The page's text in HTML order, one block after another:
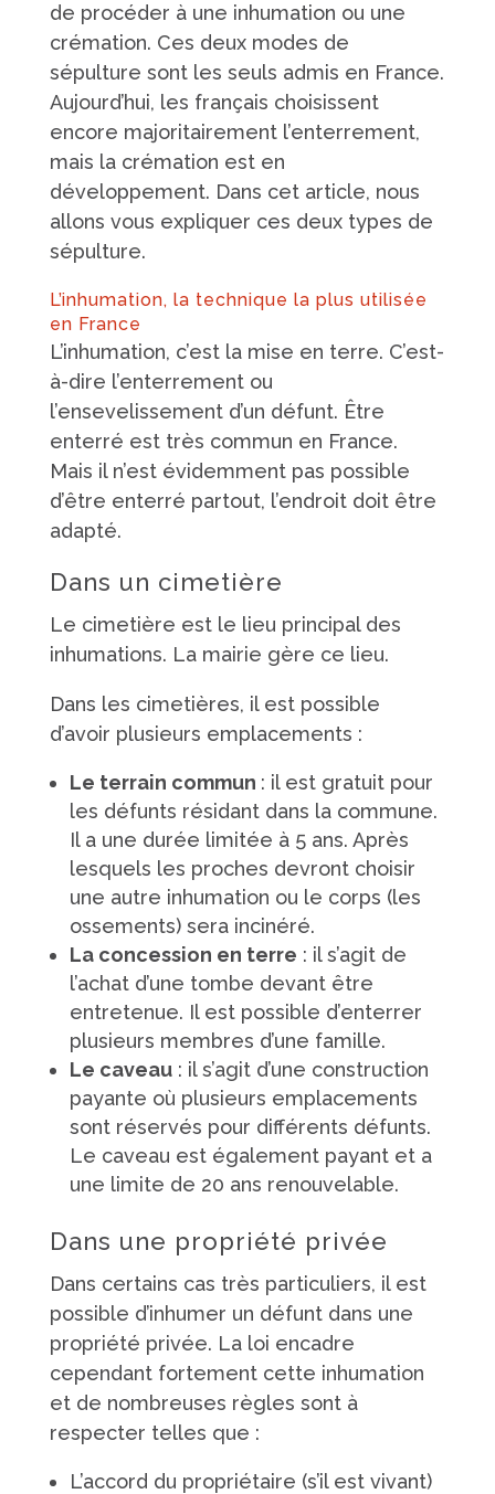
de procéder à une inhumation ou une
crémation. Ces deux modes de
sépulture sont les seuls admis en France.
Aujourd’hui, les français choisissent
encore majoritairement l’enterrement,
mais la crémation est en
développement. Dans cet article, nous
allons vous expliquer ces deux types de
sépulture.
L’inhumation, la technique la plus utilisée
en France
L’inhumation, c’est la mise en terre. C’est-
à-dire l’enterrement ou
l’ensevelissement d’un défunt. Être
enterré est très commun en France.
Mais il n’est évidemment pas possible
d’être enterré partout, l’endroit doit être
adapté.
Dans un cimetière
Le cimetière est le lieu principal des
inhumations. La mairie gère ce lieu.
Dans les cimetières, il est possible
d’avoir plusieurs emplacements :
Le terrain commun : il est gratuit pour
les défunts résidant dans la commune.
Il a une durée limitée à 5 ans. Après
lesquels les proches devront choisir
une autre inhumation ou le corps (les
ossements) sera incinéré.
La concession en terre : il s’agit de
l’achat d’une tombe devant être
entretenue. Il est possible d’enterrer
plusieurs membres d’une famille.
Le caveau: il s’agit d’une construction
payante où plusieurs emplacements
sont réservés pour différents défunts.
Le caveau est également payant et a
une limite de 20 ans renouvelable.
Dans une propriété privée
Dans certains cas très particuliers, il est
possible d’inhumer un défunt dans une
propriété privée. La loi encadre
cependant fortement cette inhumation
et de nombreuses règles sont à
respecter telles que :
L’accord du propriétaire (s’il est vivant)